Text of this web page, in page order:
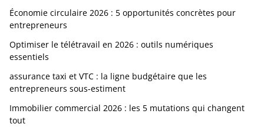
Économie circulaire 2026 : 5 opportunités concrètes pour
entrepreneurs
Optimiser le télétravail en 2026 : outils numériques
essentiels
assurance taxi et VTC : la ligne budgétaire que les
entrepreneurs sous-estiment
Immobilier commercial 2026 : les 5 mutations qui changent
tout